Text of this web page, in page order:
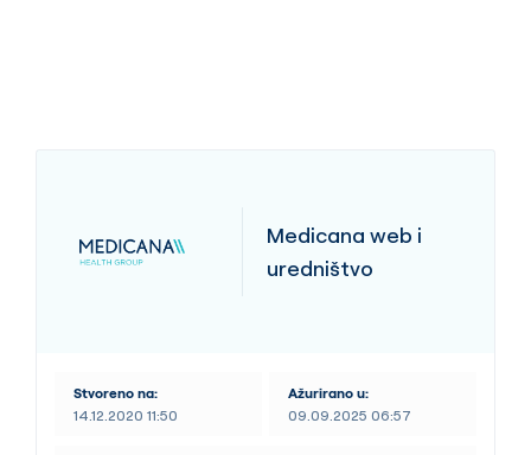
Medicana web i
uredništvo
Stvoreno na:
14.12.2020 11:50
Ažurirano u:
09.09.2025 06:57